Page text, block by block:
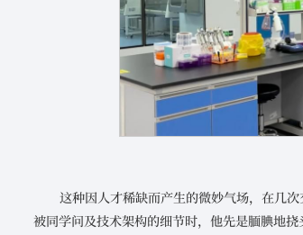
这种因人才稀缺而产生的微妙气场，在几
被同学问及技术架构的细节时，他先是腼腆地